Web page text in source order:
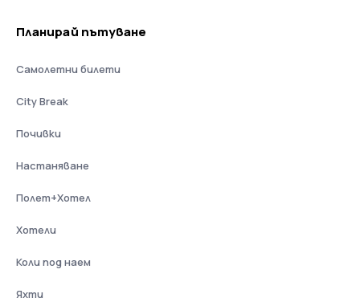
Планирай пътуване
Самолетни билети
City Break
Почивки
Настаняване
Полет+Хотел
Хотели
Коли под наем
Яхти